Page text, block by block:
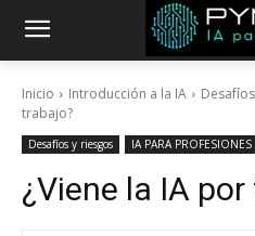
Inicio Introducción a la IA
trabajo?
Desafíos y riesgos IA PARA PROFESIONES
¿Viene la IA